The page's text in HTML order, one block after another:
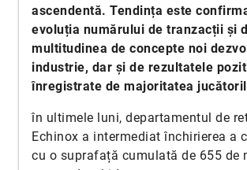
ascendentă. Tendința este
evoluția numărului de tranzacții și
multitudinea de concepte noi
industrie, dar și de rezultatele
înregistrate de majoritatea
în ultimele luni, departamentul de
Echinox a intermediat închirierea a
cu o suprafață cumulată de 655 de